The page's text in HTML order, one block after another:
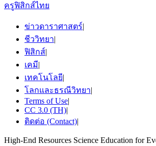
ครูฟิสิกส์ไทย
ข่าวดาราศาสตร์|
ชีววิทยา|
ฟิสิกส์|
เคมี|
เทคโนโลยี|
โลกและธรณีวิทยา|
Terms of Use|
CC 3.0 (TH)|
ติดต่อ (Contact)|
High-End Resources Science Education for